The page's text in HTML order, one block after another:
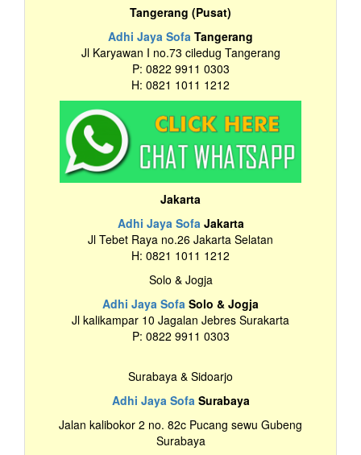
Tangerang (Pusat)
Adhi Jaya Sofa Tangerang
Jl Karyawan I no.73 ciledug Tangerang
P: 0822 9911 0303
H: 0821 1011 1212
Jakarta
Adhi Jaya Sofa Jakarta
Jl Tebet Raya no.26 Jakarta Selatan
H: 0821 1011 1212
Solo & Jogja
Adhi Jaya Sofa Solo & Jogja
Jl kalikampar 10 Jagalan Jebres Surakarta
P: 0822 9911 0303
Surabaya & Sidoarjo
Adhi Jaya Sofa Surabaya
Jalan kalibokor 2 no. 82c Pucang sewu Gubeng
Surabaya